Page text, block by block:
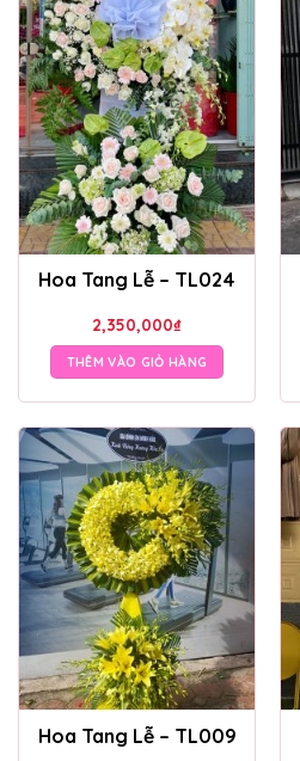
Hoa Tang Lễ – TL024
2,350,000₫
THÊM VÀO GIỎ HÀNG
Hoa Tang Lễ – TL009